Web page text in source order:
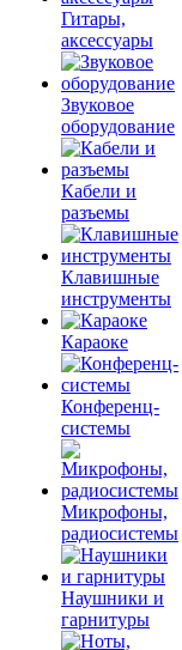
Гитары,
аксессуары
Звуковое
оборудование
Кабели и
разъемы
Клавишные
инструменты
Караоке
Конференц-
системы
Микрофоны,
радиосистемы
Наушники и
гарнитуры